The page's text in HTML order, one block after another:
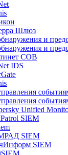
Шлюз
и
и
СОВ
IDS
Unified
SIEM
SIEM
SIEM